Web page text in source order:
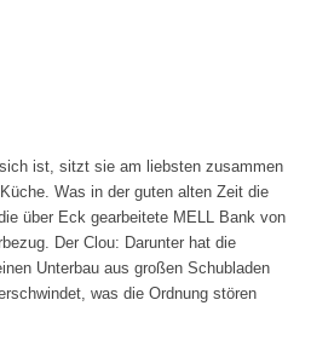
ist, sitzt sie am liebsten zusammen
Was in der guten alten Zeit die
über Eck gearbeitete MELL Bank von
Der Clou: Darunter hat die
Unterbau aus großen Schubladen
was die Ordnung stören